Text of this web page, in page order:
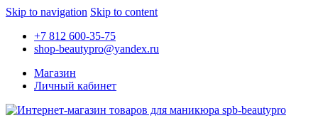
Skip to navigation Skip to content
+7 812 600-35-75
shop-beautypro@yandex.ru
Магазин
Личный кабинет